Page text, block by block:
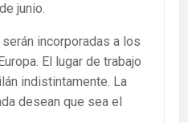
junio.
incorporadas a los
El lugar de trabajo
indistintamente. La
desean que sea el